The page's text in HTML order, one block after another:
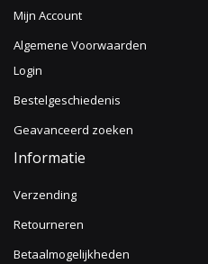
Mijn Account
Algemene Voorwaarden
Login
Bestelgeschiedenis
Geavanceerd zoeken
Informatie
Verzending
Retourneren
Betaalmogelijkheden